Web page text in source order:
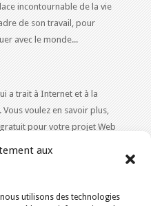
aux
utilisons des technologies
incontournable de la vie
de son travail, pour
avec le monde...
a trait à Internet et à la
voulez en savoir plus,
pour votre projet Web